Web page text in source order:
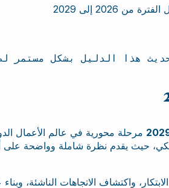
حيث يقدم نظرة شاملة وواضحة على
واكتشاف الاتجاهات الناشئة،